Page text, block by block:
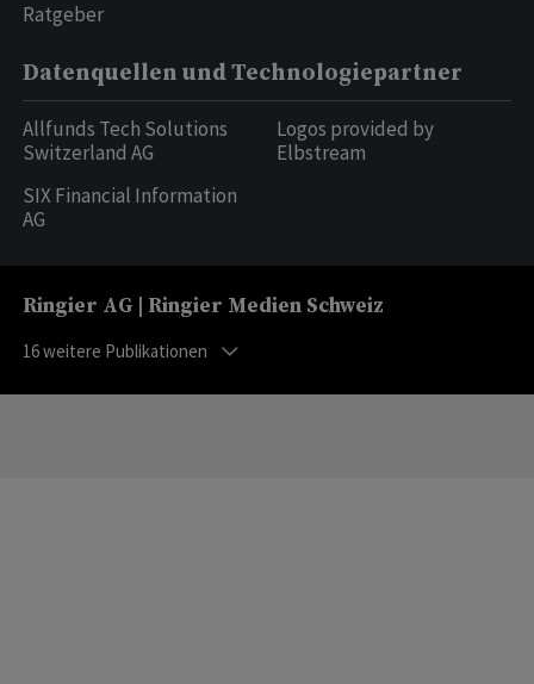
Ratgeber
Datenquellen und Technologiepartner
Allfunds Tech Solutions
Switzerland AG
SIX Financial Information
AG
Logos provided by
Elbstream
Ringier AG | Ringier Medien Schweiz
16weitere Publikationen